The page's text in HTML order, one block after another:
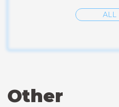
ALL
Other